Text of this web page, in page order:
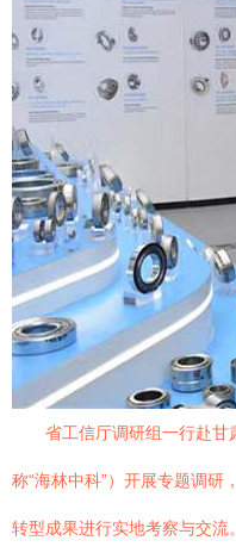
省工信厅调研组一行赴
称“海林中科”）开展专题调研
转型成果进行实地考察与交